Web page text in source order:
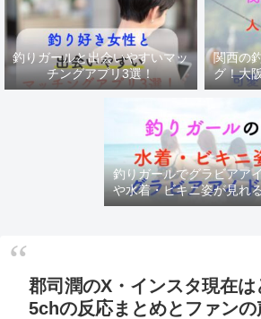
釣りガールと出会いやすいマッ
チングアプリ3選！
関西の
グ！大
釣りガールでグラビアア
や水着・ビキニ姿が見れ
チャンネル
郡司潤のX・インスタ現在は
5chの反応まとめとファンの